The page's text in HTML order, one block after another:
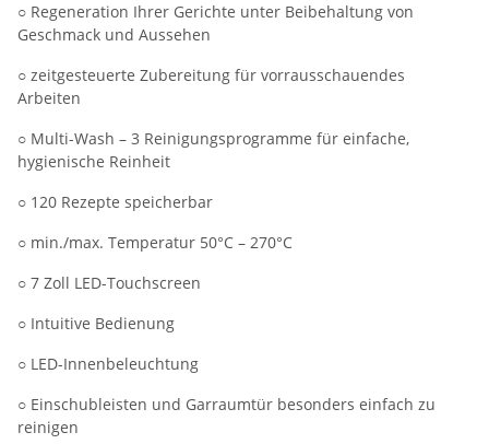
○ Regeneration Ihrer Gerichte unter Beibehaltung von
Geschmack und Aussehen
○ zeitgesteuerte Zubereitung für vorrausschauendes
Arbeiten
○ Multi-Wash – 3 Reinigungsprogramme für einfache,
hygienische Reinheit
○ 120 Rezepte speicherbar
○ min./max. Temperatur 50°C – 270°C
○ 7 Zoll LED-Touchscreen
○ Intuitive Bedienung
○ LED-Innenbeleuchtung
○ Einschubleisten und Garraumtür besonders einfach zu
reinigen